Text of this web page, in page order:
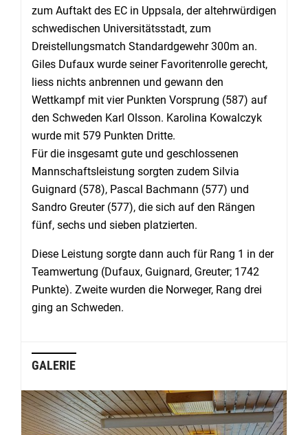
zum Auftakt des EC in Uppsala, der altehrwürdigen
schwedischen Universitätsstadt, zum
Dreistellungsmatch Standardgewehr 300m an.
Giles Dufaux wurde seiner Favoritenrolle gerecht,
liess nichts anbrennen und gewann den
Wettkampf mit vier Punkten Vorsprung (587) auf
den Schweden Karl Olsson. Karolina Kowalczyk
wurde mit 579 Punkten Dritte.
Für die insgesamt gute und geschlossenen
Mannschaftsleistung sorgten zudem Silvia
Guignard (578), Pascal Bachmann (577) und
Sandro Greuter (577), die sich auf den Rängen
fünf, sechs und sieben platzierten.
Diese Leistung sorgte dann auch für Rang 1 in der
Teamwertung (Dufaux, Guignard, Greuter; 1742
Punkte). Zweite wurden die Norweger, Rang drei
ging an Schweden.
GALERIE